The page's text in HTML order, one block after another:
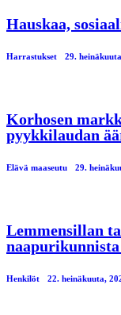
Hauskaa,
Harrastukset 29.
Korhosen
pyykkilaudan
Elävä maaseutu 29.
Lemmensillan
naapurikunnista
Henkilöt 22. heinäkuuta,